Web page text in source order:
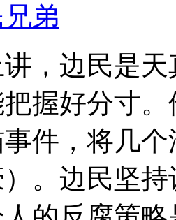
弟
，边民是
握好分寸
件，将几
。边民坚